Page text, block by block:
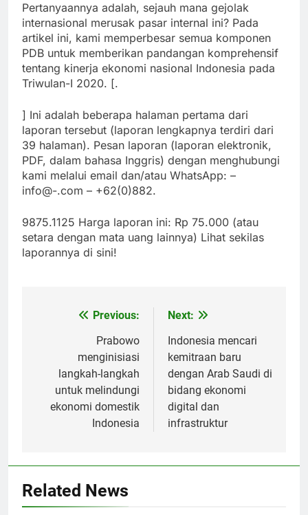
Pertanyaannya adalah, sejauh mana gejolak
internasional merusak pasar internal ini? Pada
artikel ini, kami memperbesar semua komponen
PDB untuk memberikan pandangan komprehensif
tentang kinerja ekonomi nasional Indonesia pada
Triwulan-I 2020. [.
] Ini adalah beberapa halaman pertama dari
laporan tersebut (laporan lengkapnya terdiri dari
39 halaman). Pesan laporan (laporan elektronik,
PDF, dalam bahasa Inggris) dengan menghubungi
kami melalui email dan/atau WhatsApp: –
info@-.com – +62(0)882.
9875.1125 Harga laporan ini: Rp 75.000 (atau
setara dengan mata uang lainnya) Lihat sekilas
laporannya di sini!
navigation
Previous:
Prabowo
menginisiasi
langkah-langkah
untuk melindungi
ekonomi domestik
Indonesia
Next:
Indonesia mencari
kemitraan baru
dengan Arab Saudi di
bidang ekonomi
digital dan
infrastruktur
Related News